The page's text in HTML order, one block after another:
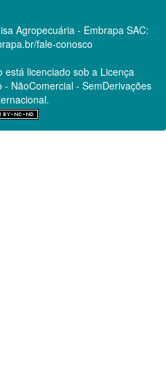
Agropecuária - Embrapa SAC:
fale-conosco
licenciado sob a Licença
NãoComercial - SemDerivações